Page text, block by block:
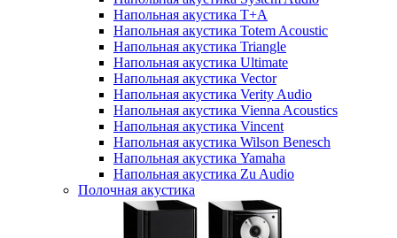
Напольная акустика T+A
Напольная акустика Totem Acoustic
Напольная акустика Triangle
Напольная акустика Ultimate
Напольная акустика Vector
Напольная акустика Verity Audio
Напольная акустика Vienna Acoustics
Напольная акустика Vincent
Напольная акустика Wilson Benesch
Напольная акустика Yamaha
Напольная акустика Zu Audio
Полочная акустика